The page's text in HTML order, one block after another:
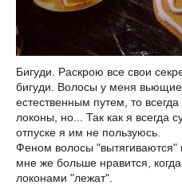
Бигуди. Раскрою все свои
бигуди. Волосы у меня
естественным путем, то
локоны, но... Так как я всегда
отпуске я им не пользуюсь.
Феном волосы "вытягиваются"
мне же больше нравится,
локонами "лежат".